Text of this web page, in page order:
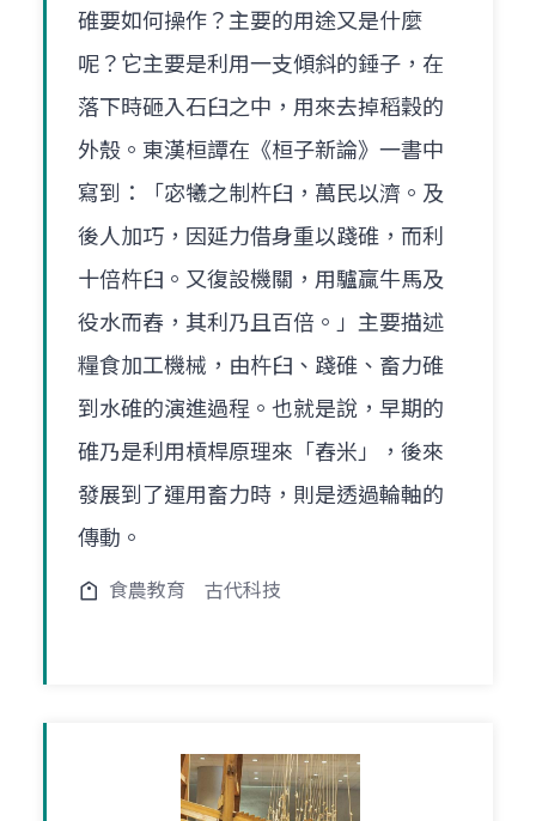
碓要如何操作？主要的用途又是什麼
呢？它主要是利用一支傾斜的錘子，在
落下時砸入石臼之中，用來去掉稻穀的
外殼。東漢桓譚在《桓子新論》一書中
寫到：「宓犧之制杵臼，萬民以濟。及
後人加巧，因延力借身重以踐碓，而利
十倍杵臼。又復設機關，用驢贏牛馬及
役水而舂，其利乃且百倍。」主要描述
糧食加工機械，由杵臼、踐碓、畜力碓
到水碓的演進過程。也就是說，早期的
碓乃是利用槓桿原理來「舂米」，後來
發展到了運用畜力時，則是透過輪軸的
傳動。
食農教育 古代科技